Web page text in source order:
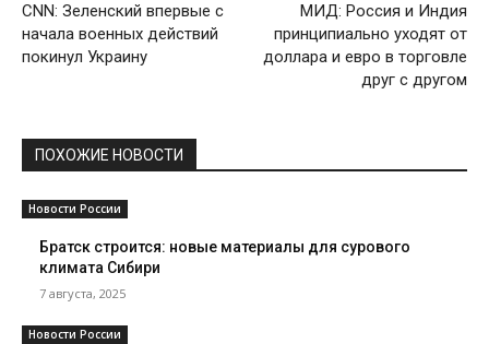
CNN: Зеленский впервые с
начала военных действий
покинул Украину
МИД: Россия и Индия
принципиально уходят от
доллара и евро в торговле
друг с другом
ПОХОЖИЕ НОВОСТИ
Новости России
Братск строится: новые материалы для сурового
климата Сибири
7 августа, 2025
Новости России